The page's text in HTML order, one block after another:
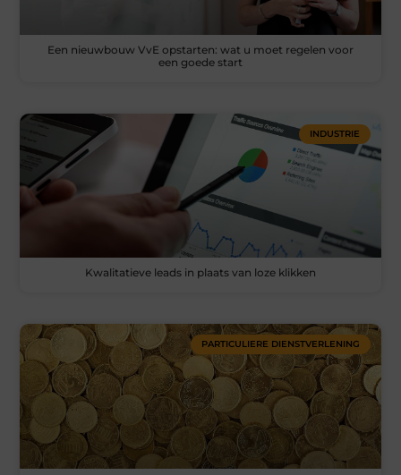
Een nieuwbouw VvE opstarten: wat u moet regelen voor
een goede start
INDUSTRIE
Kwalitatieve leads in plaats van loze klikken
PARTICULIERE DIENSTVERLENING